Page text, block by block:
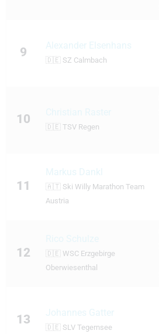
9 Alexander Elsenhans
🇩🇪 SZ Calmbach
10
🇩🇪 TSV Regen
11
Markus Dankl
🇦🇹 Ski Willy Marathon Team
Austria
12 🇩🇪 WSC Erzgebirge
Oberwiesenthal
13 Johannes Gatter
🇩🇪 SLV Tegernsee